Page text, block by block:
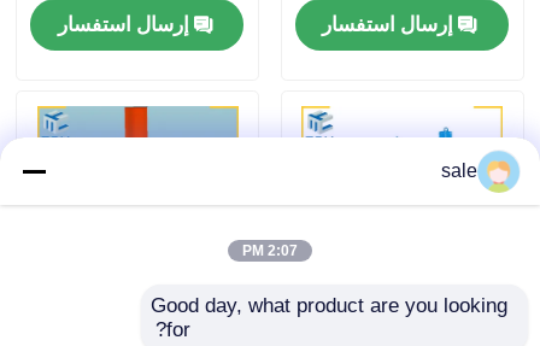
اتصل بنا
أخبار
القضايا
إرسال استفسار إرسال استفسار
آلة التدحرج المعدنية
sale
2:07 PM
Good day, what product are you looking
for?